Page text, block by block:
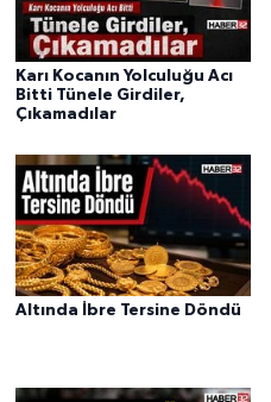
Karı Kocanın Yolculuğu Acı
Bitti Tünele Girdiler,
Çıkamadılar
Altında İbre Tersine Döndü